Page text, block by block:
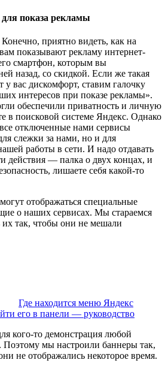
для показа рекламы
приятно видеть, как на
показывают рекламу интернет-
смартфон, которым вы
назад, со скидкой. Если же такая
у вас дискомфорт, ставим галочку
интересов при показе рекламы».
обеспечили приватность и личную
в поисковой системе Яндекс. Однако
отключенные нами сервисы
слежки за нами, но и для
работы в сети. И надо отдавать
действия — палка о двух концах, и
лишаете себя какой-то
отображаться специальные
о наших сервисах. Мы стараемся
их так, чтобы они не мешали
Где находится меню Яндекс
его в панели — руководство
кого-то демонстрация любой
Поэтому мы настроили баннеры так,
не отображались некоторое время.